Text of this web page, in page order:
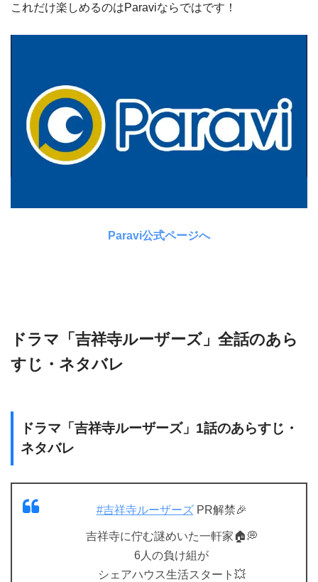
これだけ楽しめるのはParaviならではです！
Paravi公式ページへ
ドラマ「吉祥寺ルーザーズ」全話のあら
すじ・ネタバレ
ドラマ「吉祥寺ルーザーズ」1話のあらすじ・
ネタバレ
#吉祥寺ルーザーズPR解禁🎉
吉祥寺に佇む謎めいた一軒家🏠💭
6人の負け組が
シェアハウス生活スタート💥